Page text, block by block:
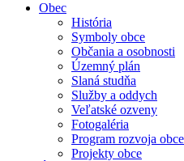
Obec
História
Symboly obce
Občania a osobnosti
Územný plán
Slaná studňa
Služby a oddych
Veľatské ozveny
Fotogaléria
Program rozvoja
Projekty obce